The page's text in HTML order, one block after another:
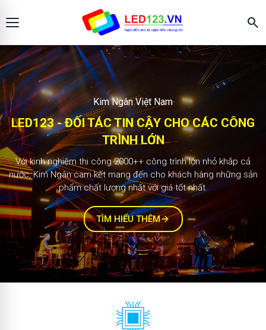
search
2.000+ công trình
Màn hình LED123
KIM NGÂN - ĐỐI TÁC TIN CẬY CHO CÁC
CÔNG TRÌNH LỚN
Với kinh nghiệm thi công 1000++ công trình lớn nhỏ khắp cả
nước, Kim Ngân cam kết mang đến cho khách hàng những sản
phẩm chất lượng nhất với giá tốt nhất.
TÌM HIỂU THÊM